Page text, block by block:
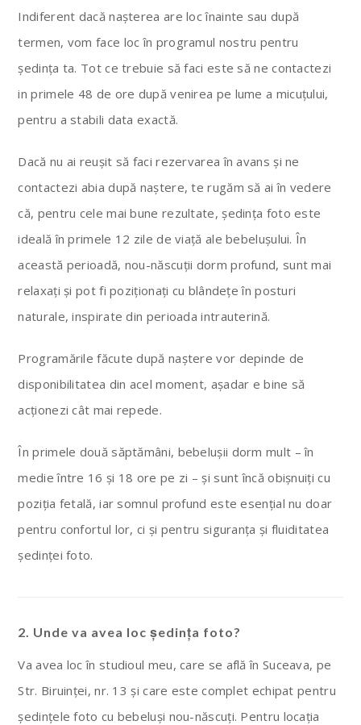
Indiferent dacă nașterea are loc înainte sau după
termen, vom face loc în programul nostru pentru
ședința ta. Tot ce trebuie să faci este să ne contactezi
in primele 48 de ore după venirea pe lume a micuțului,
pentru a stabili data exactă.
Dacă nu ai reușit să faci rezervarea în avans și ne
contactezi abia după naștere, te rugăm să ai în vedere
că, pentru cele mai bune rezultate, ședința foto este
ideală în primele 12 zile de viață ale bebelușului. În
această perioadă, nou-născuții dorm profund, sunt mai
relaxați și pot fi poziționați cu blândețe în posturi
naturale, inspirate din perioada intrauterină.
Programările făcute după naștere vor depinde de
disponibilitatea din acel moment, așadar e bine să
acționezi cât mai repede.
În primele două săptămâni, bebelușii dorm mult – în
medie între 16 și 18 ore pe zi – și sunt încă obișnuiți cu
poziția fetală, iar somnul profund este esențial nu doar
pentru confortul lor, ci și pentru siguranța și fluiditatea
ședinței foto.
2. Unde va avea loc ședința foto?
Va avea loc în studioul meu, care se află în Suceava, pe
Str. Biruinței, nr. 13 și care este complet echipat pentru
ședințele foto cu bebeluși nou-născuți. Pentru locația